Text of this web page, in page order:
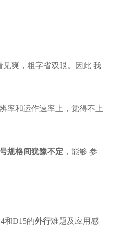
爽，粗字省双眼。因此 我
率和运作速率上，觉得不上
规格间犹豫不定 ，能够 参
和D15的外行难题及应用感